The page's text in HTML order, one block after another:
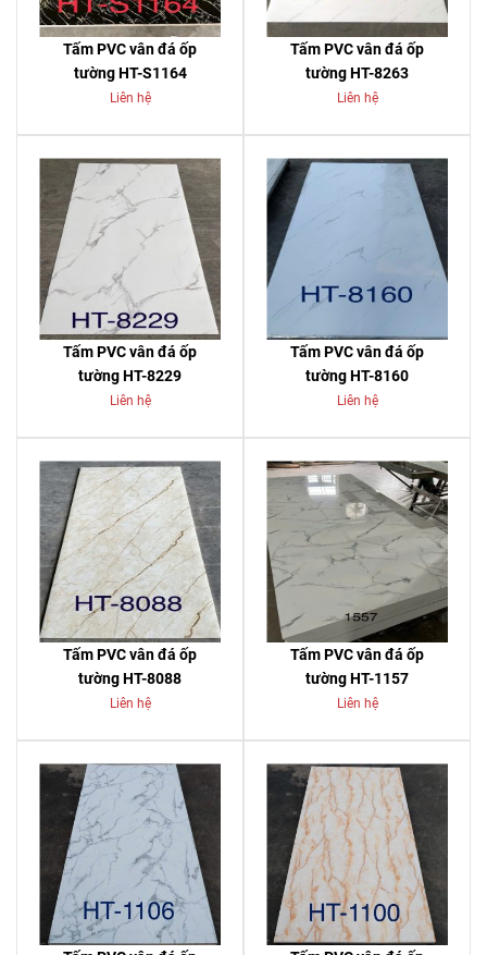
Tấm PVC vân đá ốp
tường HT-S1164
Liên hệ
Tấm PVC vân đá ốp
tường HT-8263
Liên hệ
Tấm PVC vân đá ốp
tường HT-8229
Liên hệ
Tấm PVC vân đá ốp
tường HT-8160
Liên hệ
Tấm PVC vân đá ốp
tường HT-8088
Liên hệ
Tấm PVC vân đá ốp
tường HT-1157
Liên hệ